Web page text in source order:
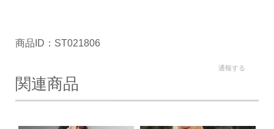
商品ID：ST021806
通報する
関連商品